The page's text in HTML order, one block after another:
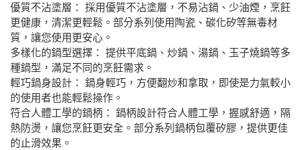
優質不沾塗層： 採用優質不沾塗層，不易沾鍋、少油煙，烹飪
更健康，清潔更輕鬆。部分系列使用陶瓷、碳化矽等無毒材
質，讓您使用更安心。
多樣化的鍋型選擇： 提供平底鍋、炒鍋、湯鍋、玉子燒鍋等多
種鍋型，滿足不同的烹飪需求。
輕巧鍋身設計： 鍋身輕巧，方便翻炒和拿取，即使是力氣較小
的使用者也能輕鬆操作。
符合人體工學的鍋柄： 鍋柄設計符合人體工學，握感舒適，隔
熱防燙，讓您烹飪更安全。部分系列鍋柄包覆矽膠，提供更佳
的止滑效果。